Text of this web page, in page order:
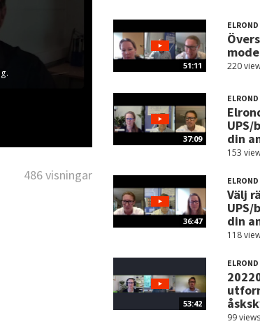
486 visningar
51:11
ELROND
220
37:09
ELROND
din
153
36:47
ELROND
Välj
din
118
53:42
ELROND
99 views